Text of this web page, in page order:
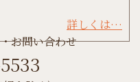
詳しくは…
お問い合わせ